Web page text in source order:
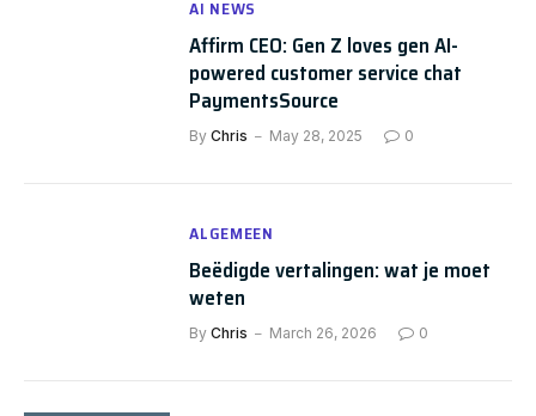
AI NEWS
Affirm CEO: Gen Z loves gen AI-
powered customer service chat
PaymentsSource
By Chris May 28, 2025 0
ALGEMEEN
Beëdigde vertalingen: wat je moet
weten
By Chris March 26, 2026 0